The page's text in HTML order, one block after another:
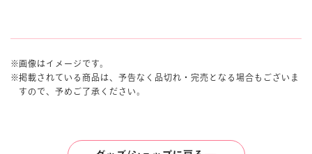
画像はイメージです。
掲載されている商品は、予告なく品切れ・完売となる場合もございま
すので、予めご了承ください。